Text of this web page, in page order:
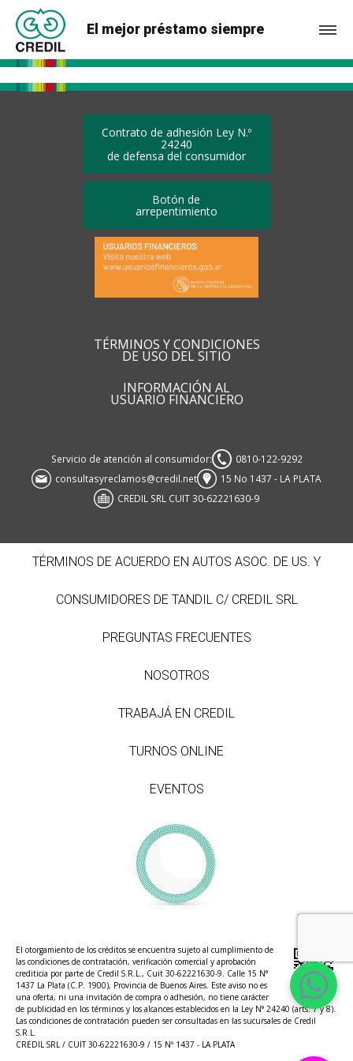
El mejor préstamo siempre
Contrato de adhesión Ley N.º
24240
de defensa del consumidor
Botón de
arrepentimiento
TÉRMINOS Y CONDICIONES
DE USO DEL SITIO
INFORMACIÓN AL
USUARIO FINANCIERO
Servicio de atención al consumidor:
0810-122-9292
consultasyreclamos@credil.net
15 No 1437 - LA PLATA
CREDIL SRL CUIT 30-62221630-9
TÉRMINOS DE ACUERDO EN AUTOS ASOC. DE US. Y
CONSUMIDORES DE TANDIL C/ CREDIL SRL
PREGUNTAS FRECUENTES
NOSOTROS
TRABAJÁ EN CREDIL
TURNOS ONLINE
EVENTOS
El otorgamiento de los créditos se encuentra sujeto al cumplimiento de
las condiciones de contratación, verificación comercial y aprobación
crediticia por parte de Credil S.R.L., Cuit 30-62221630-9. Calle 15 N°
1437 La Plata (C.P. 1900), Provincia de Buenos Aires. Este aviso no es
una oferta, ni una invitación de compra o adhesión, no tiene carácter
de publicidad en los términos y los alcances establecidos en la Ley N° 24240 (arts. 7 y 8).
Las condiciones de contratación pueden ser consultadas en las sucursales de Credil
S.R.L.
CREDIL SRL / CUIT 30-62221630-9 / 15 Nº 1437 - LA PLATA